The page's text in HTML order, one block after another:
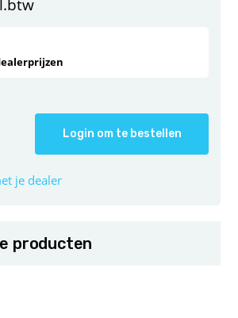
Login om te bestellen
je dealer
producten